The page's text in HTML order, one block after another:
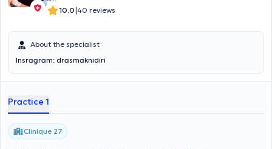
10.0|40 reviews
About the specialist
Insragram: drasmaknidiri
Practice 1
Clinique 27